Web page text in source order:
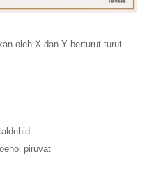
oleh X dan Y berturut-turut
piruvat